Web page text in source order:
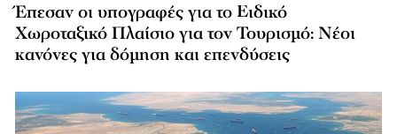
Έπεσαν οι υπογραφές για το Ειδικό
Χωροταξικό Πλαίσιο για τον Τουρισμό: Νέοι
κανόνες για δόμηση και επενδύσεις